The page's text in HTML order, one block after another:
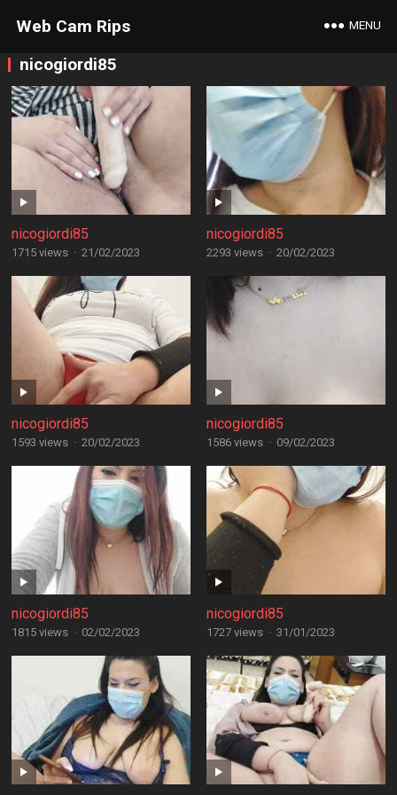
Web Cam Rips MENU
nicogiordi85
nicogiordi85
1715 views · 21/02/2023
nicogiordi85
2293 views · 20/02/2023
nicogiordi85
1593 views · 20/02/2023
nicogiordi85
1586 views · 09/02/2023
nicogiordi85
1815 views · 02/02/2023
nicogiordi85
1727 views · 31/01/2023